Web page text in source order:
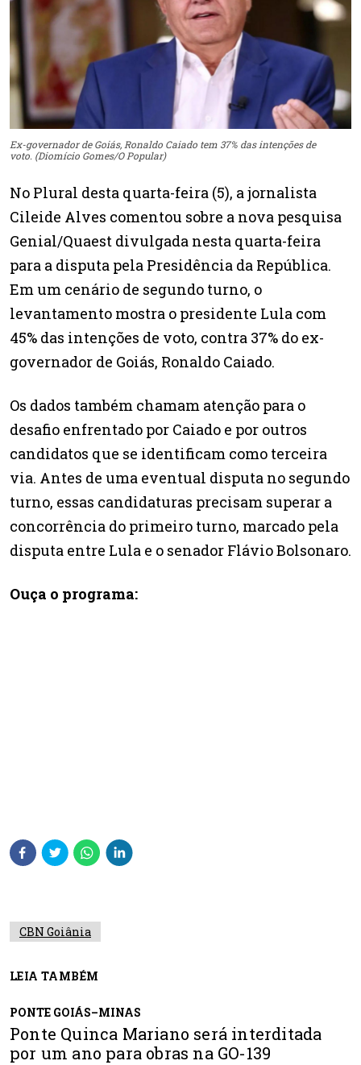
Ex-governador de Goiás, Ronaldo Caiado tem 37% das intenções de
voto. (Diomício Gomes/O Popular)
No Plural desta quarta-feira (5), a jornalista
Cileide Alves comentou sobre a nova pesquisa
Genial/Quaest divulgada nesta quarta-feira
para a disputa pela Presidência da República.
Em um cenário de segundo turno, o
levantamento mostra o presidente Lula com
45% das intenções de voto, contra 37% do ex-
governador de Goiás, Ronaldo Caiado.
Os dados também chamam atenção para o
desafio enfrentado por Caiado e por outros
candidatos que se identificam como terceira
via. Antes de uma eventual disputa no segundo
turno, essas candidaturas precisam superar a
concorrência do primeiro turno, marcado pela
disputa entre Lula e o senador Flávio Bolsonaro.
Ouça o programa:
CBN Goiânia
LEIA TAMBÉM
PONTE GOIÁS–MINAS
Ponte Quinca Mariano será interditada
por um ano para obras na GO-139